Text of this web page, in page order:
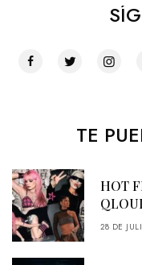
TE
HOT
28 DE